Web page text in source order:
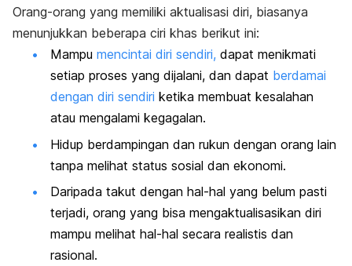
Orang-orang yang memiliki aktualisasi diri, biasanya
menunjukkan beberapa ciri khas berikut ini:
Mampu mencintai diri sendiri, dapat menikmati
setiap proses yang dijalani, dan dapat berdamai
dengan diri sendiri ketika membuat kesalahan
atau mengalami kegagalan.
Hidup berdampingan dan rukun dengan orang lain
tanpa melihat status sosial dan ekonomi.
Daripada takut dengan hal-hal yang belum pasti
terjadi, orang yang bisa mengaktualisasikan diri
mampu melihat hal-hal secara realistis dan
rasional.